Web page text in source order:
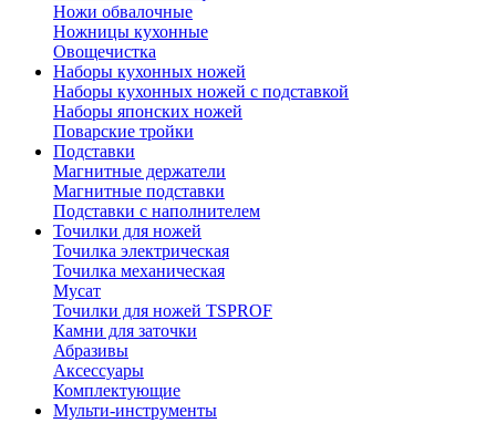
Ножи обвалочные
Ножницы кухонные
Овощечистка
Наборы кухонных ножей
Наборы кухонных ножей с подставкой
Наборы японских ножей
Поварские тройки
Подставки
Магнитные держатели
Магнитные подставки
Подставки с наполнителем
Точилки для ножей
Точилка электрическая
Точилка механическая
Мусат
Точилки для ножей TSPROF
Камни для заточки
Абразивы
Аксессуары
Комплектующие
Мульти-инструменты